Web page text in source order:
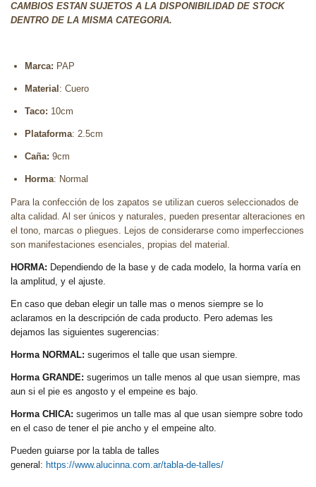
CAMBIOS ESTAN SUJETOS A LA DISPONIBILIDAD DE STOCK
DENTRO DE LA MISMA CATEGORIA.
Marca: PAP
Material : Cuero
Taco: 10cm
Plataforma: 2.5cm
Caña: 9cm
Horma: Normal
Para la confección de los zapatos se utilizan cueros seleccionados de
alta calidad. Al ser únicos y naturales, pueden presentar alteraciones en
el tono, marcas o pliegues. Lejos de considerarse como imperfecciones
son manifestaciones esenciales, propias del material.
HORMA: Dependiendo de la base y de cada modelo, la horma varía en
la amplitud, y el ajuste.
En caso que deban elegir un talle mas o menos siempre se lo
aclaramos en la descripción de cada producto. Pero ademas les
dejamos las siguientes sugerencias:
Horma NORMAL: sugerimos el talle que usan siempre.
Horma GRANDE: sugerimos un talle menos al que usan siempre, mas
aun si el pie es angosto y el empeine es bajo.
Horma CHICA: sugerimos un talle mas al que usan siempre sobre todo
en el caso de tener el pie ancho y el empeine alto.
Pueden guiarse por la tabla de talles
general: https://www.alucinna.com.ar/tabla-de-talles/